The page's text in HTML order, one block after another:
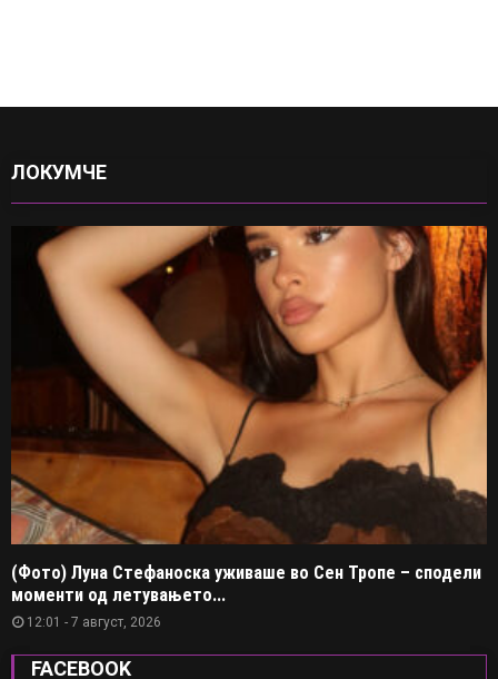
ЛОКУМЧЕ
(Фото) Луна Стефаноска уживаше во Сен Тропе – сподели
моменти од летувањето...
12:01 - 7 август, 2026
FACEBOOK